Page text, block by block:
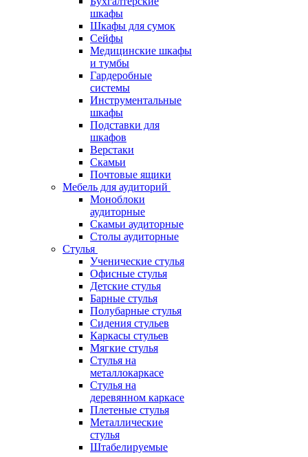
шкафы
Шкафы для сумок
Сейфы
Медицинские шкафы
и тумбы
Гардеробные
системы
Инструментальные
шкафы
Подставки для
шкафов
Верстаки
Скамьи
Почтовые ящики
Мебель для аудиторий
Моноблоки
аудиторные
Скамьи аудиторные
Столы аудиторные
Стулья
Ученические стулья
Офисные стулья
Детские стулья
Барные стулья
Полубарные стулья
Сидения стульев
Каркасы стульев
Мягкие стулья
Стулья на
металлокаркасе
Стулья на
деревянном каркасе
Плетеные стулья
Металлические
стулья
Штабелируемые